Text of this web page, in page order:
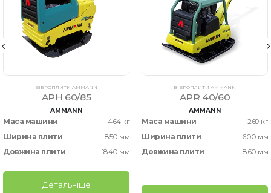
ВІБРОПЛИТИ AMMANN
APH 60/85
AMMANN
Маса машини
464 кг
Ширина плити
850 мм
Довжина плити
1840 мм
Детальніше
ВІБРОПЛИТИ AMMANN
APR 40/60
AMMANN
Маса машини
269 кг
Ширина плити
600 мм
Довжина плити
860 мм